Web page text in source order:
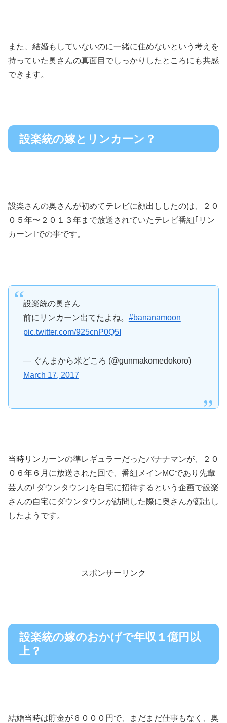
また、結婚もしていないのに一緒に住めないという考えを
持っていた奥さんの真面目でしっかりしたところにも共感
できます。
設楽統の嫁とリンカーン？
設楽さんの奥さんが初めてテレビに顔出ししたのは、２０
０５年〜２０１３年まで放送されていたテレビ番組｢リン
カーン｣での事です。
設楽統の奥さん
前にリンカーン出てたよね。 #bananamoon
pic.twitter.com/925cnP0Q5I
— ぐんまから米どころ (@gunmakomedokoro)
March 17, 2017
当時リンカーンの準レギュラーだったバナナマンが、２０
０６年６月に放送された回で、番組メインMCであり先輩
芸人の｢ダウンタウン｣を自宅に招待するという企画で設楽
さんの自宅にダウンタウンが訪問した際に奥さんが顔出し
したようです。
スポンサーリンク
設楽統の嫁のおかげで年収１億円以
上？
結婚当時は貯金が６０００円で、まだまだ仕事もなく、奥